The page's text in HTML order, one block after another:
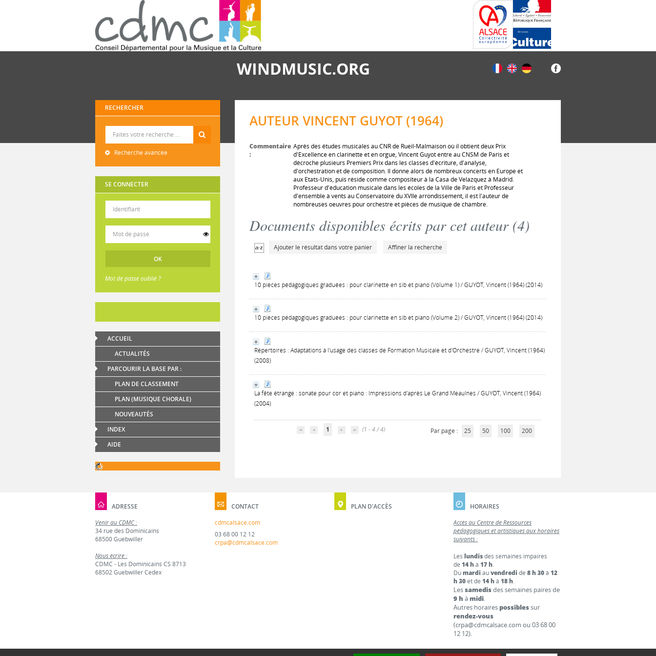
WINDMUSIC.ORG
RECHERCHER
Recherche avancée
SE CONNECTER
Mot de passe oublié ?
ACCUEIL
ACTUALITÉS
PARCOURIR LA BASE PAR :
PLAN DE CLASSEMENT
PLAN (MUSIQUE CHORALE)
NOUVEAUTÉS
INDEX
AIDE
AUTEUR VINCENT GUYOT (1964)
Commentaire
:
Après des études musicales au CNR de Rueil-Malmaison où il obtient deux Prix
d'Excellence en clarinette et en orgue, Vincent Guyot entre au CNSM de Paris et
décroche plusieurs Premiers Prix dans les classes d'écriture, d'analyse,
d'orchestration et de composition. Il donne alors de nombreux concerts en Europe et
aux Etats-Unis, puis réside comme compositeur à la Casa de Velazquez à Madrid.
Professeur d'éducation musicale dans les écoles de la Ville de Paris et Professeur
d'ensemble à vents au Conservatoire du XVIIe arrondissement, il est l'auteur de
nombreuses oeuvres pour orchestre et pièces de musique de chambre.
Documents disponibles écrits par cet auteur (4)
Ajouter le résultat dans votre panier Affiner la recherche
10 pièces pédagogiques graduées : pour clarinette en sib et piano (Volume 1) / GUYOT, Vincent (1964) (2014)
10 pièces pédagogiques graduées : pour clarinette en sib et piano (Volume 2) / GUYOT, Vincent (1964) (2014)
Répertoires : Adaptations à l'usage des classes de Formation Musicale et d'Orchestre / GUYOT, Vincent (1964)
(2008)
La fête étrange : sonate pour cor et piano : Impressions d'après Le Grand Meaulnes / GUYOT, Vincent (1964)
(2004)
1 (1 - 4 / 4) Par page : 25 50 100 200
ADRESSE
Venir au CDMC :
34 rue des Dominicains
68500 Guebwiller
Nous écrire :
CDMC - Les Dominicains CS 8713
68502 Guebwiller Cedex
CONTACT
cdmcalsace.com
03 68 00 12 12
crpa@cdmcalsace.com
PLAN D'ACCÈS
HORAIRES
Accès au Centre de Ressources
pédagogiques et artistiques aux horaires
suivants :
Leslundisdes semaines impaires
de14 hà17 h.
Dumardi auvendredi de8 h 30à12
h 30et de14 hà18 h.
Lessamedisdes semaines paires de
9 h à midi.
Autres horaires possiblessur
rendez-vous
(crpa@cdmcalsace.com ou 03 68 00
12 12).